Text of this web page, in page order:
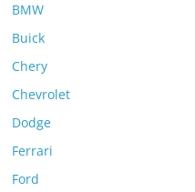
BMW
Buick
Chery
Chevrolet
Dodge
Ferrari
Ford